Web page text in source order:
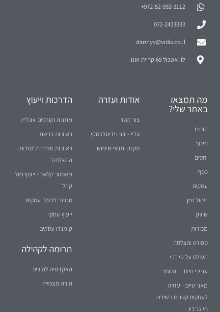
972-52-992-3112⁩+
072-2423333
dannyv@vidis.co.il
לוי אשכול 68 קריית אונו
מה תמצאו
באתר שלי?
הורים
חינוך
יחסים
כסף
עסקים
ניהול זמן
שיווק
מכירות
ספורט והצלחה
העולם על פי דני
ענייני היום... והמחר
מאני טיים - עזרה
לעסקים קטנים בשידור
חי ברדיו
אודות ועזרה
צור קשר
עליי - דני וידיסלבסקי
תקנון ותנאי שימוש
הדרכות וייעוץ
מתנות וקורסים אונליין
ראיונות ברשת
ראיונות מסדרת 'סודות
ההצלחה'
מאסטר קלאס - ייעוץ מול
קהל
סמינר לבעלי עסקים
ייעוץ עסקי
קומנדו עסקים
תרומה לקהילה
האקדמיה להורים
הורה מצמיח